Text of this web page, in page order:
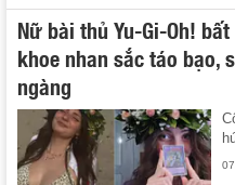
Nữ bài thủ Yu-Gi-Oh!
khoe nhan sắc táo bạo,
ngàng